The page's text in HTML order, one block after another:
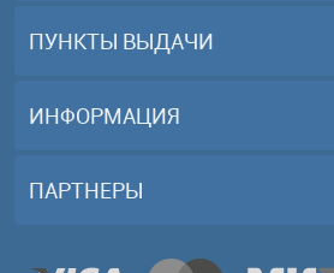
ПУНКТЫ ВЫДАЧИ
ИНФОРМАЦИЯ
ПАРТНЕРЫ